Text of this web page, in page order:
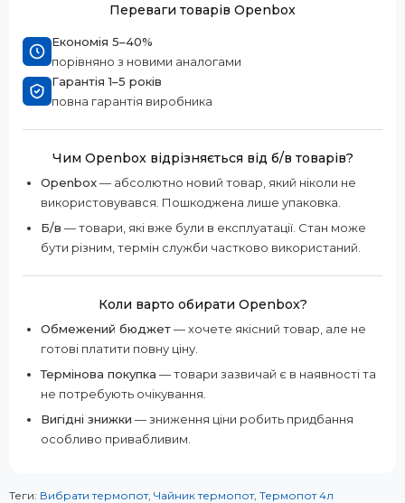
Переваги товарів Openbox
Економія 5–40%
порівняно з новими аналогами
Гарантія 1–5 років
повна гарантія виробника
Чим Openbox відрізняється від б/в товарів?
Openbox— абсолютно новий товар, який ніколи не
використовувався. Пошкоджена лише упаковка.
Б/в — товари, які вже були в експлуатації. Стан може
бути різним, термін служби частково використаний.
Коли варто обирати Openbox?
Обмежений бюджет— хочете якісний товар, але не
готові платити повну ціну.
Термінова покупка — товари зазвичай є в наявності та
не потребують очікування.
Вигідні знижки — зниження ціни робить придбання
особливо привабливим.
Теги: Вибрати термопот, Чайник термопот, Термопот 4л